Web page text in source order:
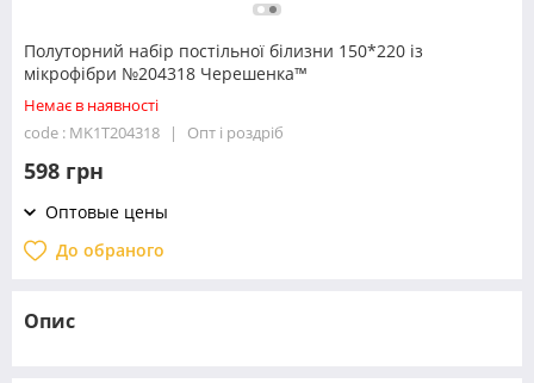
Полуторний набір постільної білизни 150*220 із
мікрофібри №204318 Черешенка™
Немає в наявності
code : MK1T204318
Опт і роздріб
598 грн
Оптовые цены
До обраного
Опис